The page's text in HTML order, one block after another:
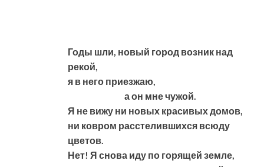
Годы шли, новый город возник над
рекой,
я в него приезжаю,
а он мне чужой.
Я не вижу ни новых красивых домов,
ни ковром расстелившихся всюду
цветов.
Нет! Я снова иду по горящей земле,